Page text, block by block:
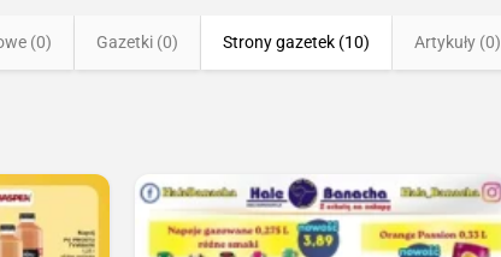
(0) Gazetki (0) Strony gazetek (10) Artykuły (0)